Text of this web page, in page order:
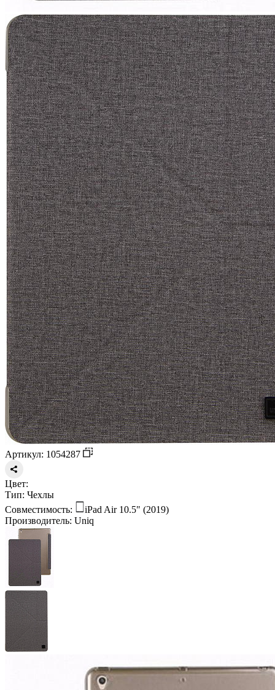
Артикул: 1054287
Цвет:
Тип: Чехлы
Совместимость:
iPad Air 10.5" (2019)
Производитель: Uniq